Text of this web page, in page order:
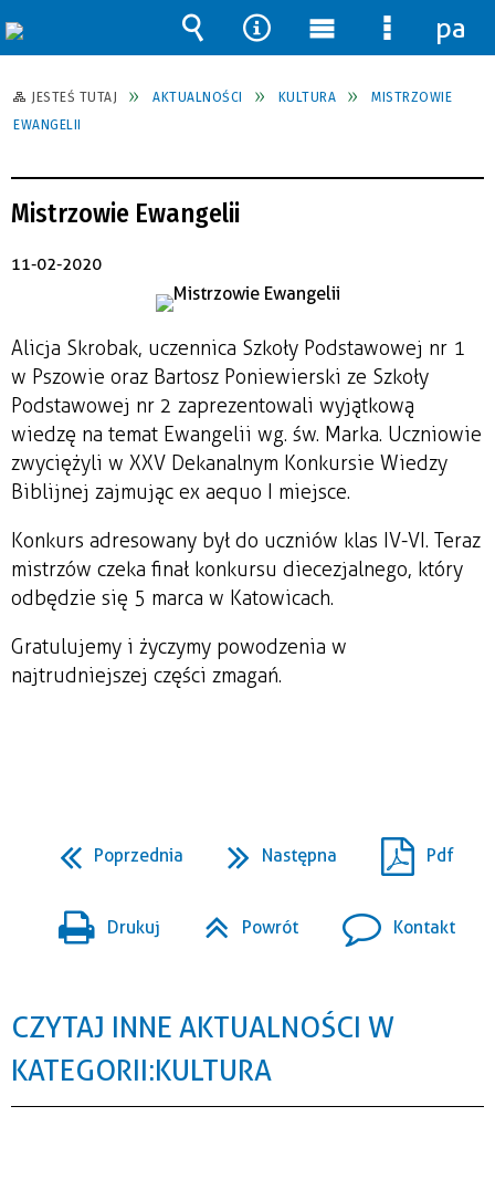
JESTEŚ TUTAJ AKTUALNOŚCI KULTURA
MISTRZOWIE
EWANGELII
Mistrzowie Ewangelii
11-02-2020
Alicja Skrobak, uczennica Szkoły Podstawowej nr 1
w Pszowie oraz Bartosz Poniewierski ze Szkoły
Podstawowej nr 2 zaprezentowali wyjątkową
wiedzę na temat Ewangelii wg. św. Marka. Uczniowie
zwyciężyli w XXV Dekanalnym Konkursie Wiedzy
Biblijnej zajmując ex aequo I miejsce.
Konkurs adresowany był do uczniów klas IV-VI. Teraz
mistrzów czeka finał konkursu diecezjalnego, który
odbędzie się 5 marca w Katowicach.
Gratulujemy i życzymy powodzenia w
najtrudniejszej części zmagań.
Poprzednia Następna Pdf
Drukuj Powrót Kontakt
CZYTAJ INNE AKTUALNOŚCI W
KATEGORII: KULTURA
Wyszukiwarka
Narzędzia
Menu
główne
Menu